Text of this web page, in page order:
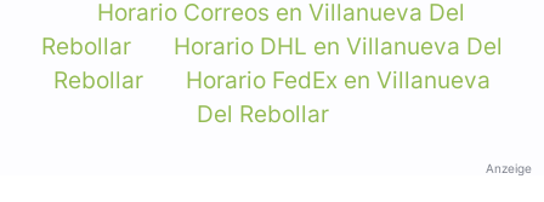
Horario Correos en Villanueva Del
Rebollar
Horario DHL en Villanueva Del
Rebollar
Horario FedEx en Villanueva
Del Rebollar
Anzeige